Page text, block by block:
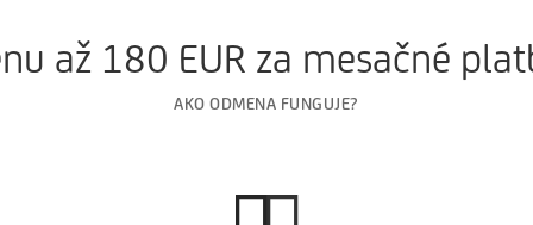
až 180 EUR za mesačné
AKO ODMENA FUNGUJE?